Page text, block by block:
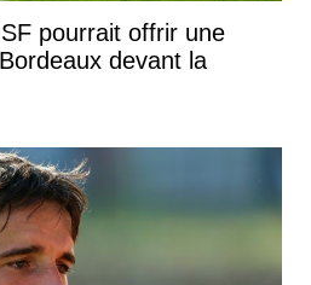
pourrait offrir une
devant la